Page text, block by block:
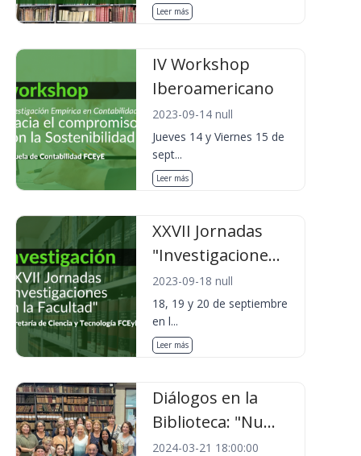
Leer más
IV Workshop
Iberoamericano
2023-09-14 null
Jueves 14 y Viernes 15 de
sept...
Leer más
XXVII Jornadas
"Investigacione...
2023-09-18 null
18, 19 y 20 de septiembre
en l...
Leer más
Diálogos en la
Biblioteca: "Nu...
2024-03-21 18:00:00